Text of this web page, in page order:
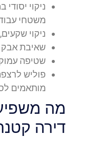
ניקוי
משטחי
ניקוי
שאיבת אבק
שטיפה
פוליש
מותאמים
מה משפיע
דירה